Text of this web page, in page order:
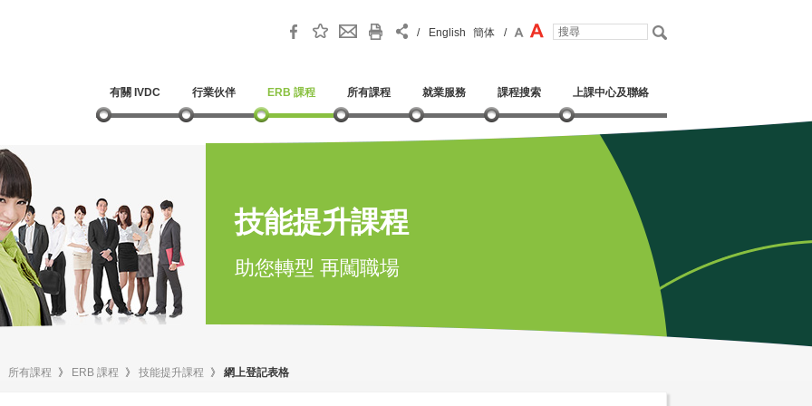
/ English 簡体 /
有關 IVDC 行業伙伴 ERB 課程 所有課程 就業服務 課程搜索 上課中心及聯絡
技能提升課程
助您轉型 再闖職場
所有課程 》 ERB 課程 》 技能提升課程 》 網上登記表格